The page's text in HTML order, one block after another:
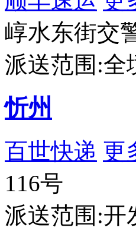
崞水东街交
派送范围:全
忻州
百世快递 更
116号
派送范围:开